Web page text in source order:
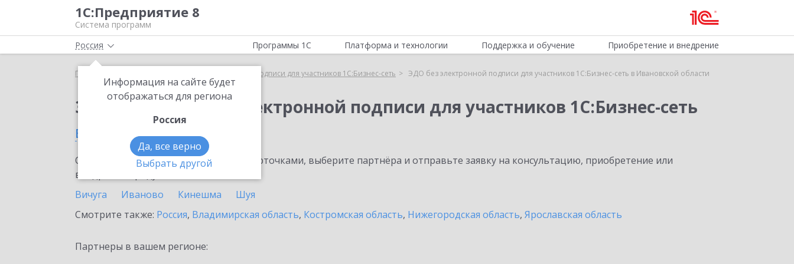
1С:Предприятие 8
Система программ
Россия
Информация на сайте будет
отображаться для региона
Россия
Да, все верно
Выбрать другой
Программы 1С Платформа и технологии Поддержка и обучение Приобретение и внедрение
Главная ЭДО без электронной подписи для участников 1С:Бизнес-сеть ЭДО без электронной подписи для участников 1С:Бизнес-сеть в Ивановской области
Заказать ЭДО без электронной подписи для участников 1С:Бизнес-сеть
в Ивановской области
Ознакомьтесь с информационными карточками, выберите партнёра и отправьте заявку на консультацию, приобретение или
внедрение продукта.
Вичуга
Иваново Кинешма
Шуя
Смотрите также: Россия, Владимирская область, Костромская область, Нижегородская область, Ярославская область
Партнеры в вашем регионе: